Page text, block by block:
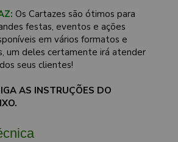
Os Cartazes são ótimos para
festas, eventos e ações
em vários formatos e
um deles certamente irá atender
seus clientes!
AS INSTRUÇÕES DO